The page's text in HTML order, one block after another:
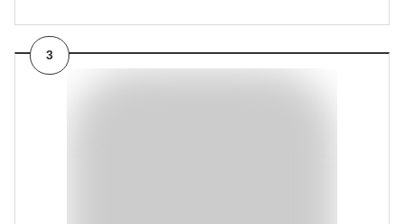
3